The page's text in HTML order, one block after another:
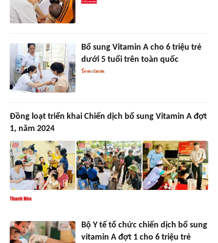
Bổ sung Vitamin A cho 6 triệu trẻ
dưới 5 tuổi trên toàn quốc
Đồng loạt triển khai Chiến dịch bổ sung Vitamin A đợt
1, năm 2024
Bộ Y tế tổ chức chiến dịch bổ sung
vitamin A đợt 1 cho 6 triệu trẻ